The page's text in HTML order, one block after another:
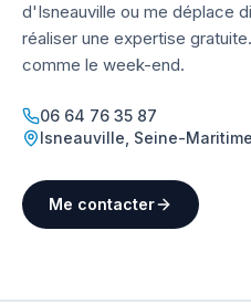
d'Isneauville ou me déplace
réaliser une expertise
comme le week-end.
06 64 76 35 87
Isneauville Seine-
Me contacter